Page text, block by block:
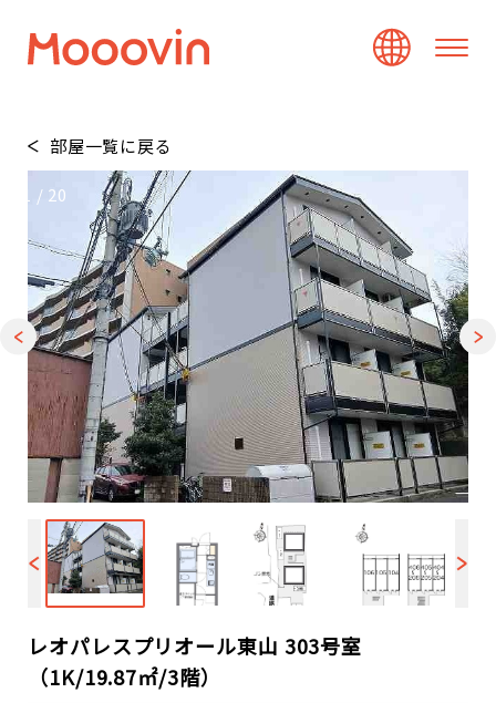
部屋一覧に戻る
/ 20
レオパレスプリオール東山 303号室
（1K/19.87㎡/3階）